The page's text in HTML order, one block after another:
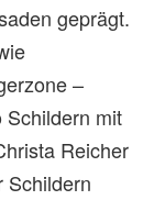
geprägt.
–
Schildern mit
Reicher
Schildern